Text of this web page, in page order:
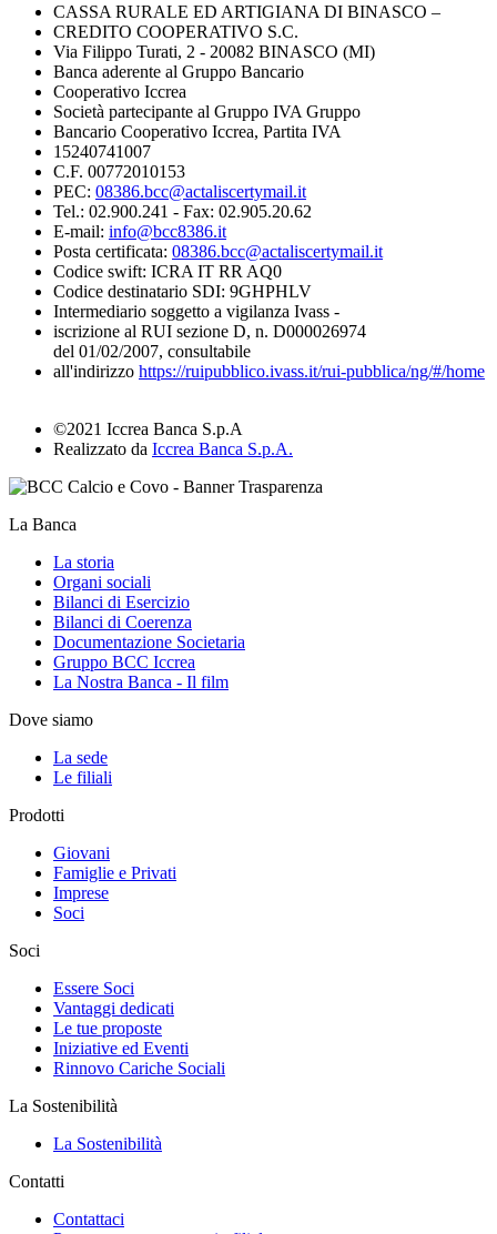
CASSA RURALE ED ARTIGIANA DI BINASCO –
CREDITO COOPERATIVO S.C.
Via Filippo Turati, 2 - 20082 BINASCO (MI)
Banca aderente al Gruppo Bancario
Cooperativo Iccrea
Società partecipante al Gruppo IVA Gruppo
Bancario Cooperativo Iccrea, Partita IVA
15240741007
C.F. 00772010153
PEC: 08386.bcc@actaliscertymail.it
Tel.: 02.900.241 - Fax: 02.905.20.62
E-mail: info@bcc8386.it
Posta certificata: 08386.bcc@actaliscertymail.it
Codice swift: ICRA IT RR AQ0
Codice destinatario SDI: 9GHPHLV
Intermediario soggetto a vigilanza Ivass -
iscrizione al RUI sezione D, n. D000026974
del 01/02/2007, consultabile
all'indirizzo https://ruipubblico.ivass.it/rui-pubblica/ng/#/home
©2021 Iccrea Banca S.p.A
Realizzato da Iccrea Banca S.p.A.
La Banca
La storia
Organi sociali
Bilanci di Esercizio
Bilanci di Coerenza
Documentazione Societaria
Gruppo BCC Iccrea
La Nostra Banca - Il film
Dove siamo
La sede
Le filiali
Prodotti
Giovani
Famiglie e Privati
Imprese
Soci
Soci
Essere Soci
Vantaggi dedicati
Le tue proposte
Iniziative ed Eventi
Rinnovo Cariche Sociali
La Sostenibilità
La Sostenibilità
Contatti
Contattaci